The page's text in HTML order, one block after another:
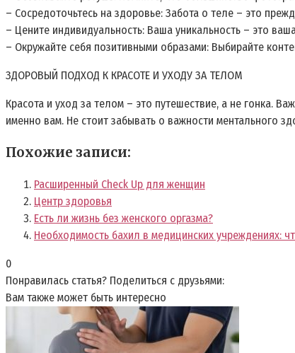
– Сосредоточьтесь на здоровье: Забота о теле – это
– Цените индивидуальность: Ваша уникальность – это
– Окружайте себя позитивными образами: Выбирайте
ЗДОРОВЫЙ ПОДХОД К КРАСОТЕ И УХОДУ ЗА ТЕЛОМ
Красота и уход за телом – это путешествие, а не гонка.
именно вам. Не стоит забывать о важности ментального
Похожие записи:
Расширенный Check Up для женщин
Центр здоровья
Есть ли жизнь без женского оргазма?
Необходимость бахил в медицинских учреждениях:
0
Понравилась статья? Поделиться с друзьями:
Вам также может быть интересно